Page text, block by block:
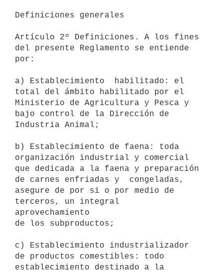
Definiciones generales
Artículo 2º Definiciones. A los fines
del presente Reglamento se entiende
por:
a) Establecimiento  habilitado: el
total del ámbito habilitado por el
Ministerio de Agricultura y Pesca y
bajo control de la Dirección de
Industria Animal;
b) Establecimiento de faena: toda
organización industrial y comercial
que dedicada a la faena y preparación
de carnes enfriadas y  congeladas,
asegure de por si o por medio de
terceros, un integral
aprovechamiento
de los subproductos;
c) Establecimiento industrializador
de productos comestibles: todo
establecimiento destinado a la